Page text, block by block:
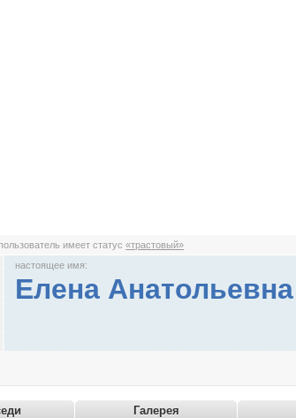
пользователь имеет статус«трастовый»
настоящее имя:
Елена
Галерея